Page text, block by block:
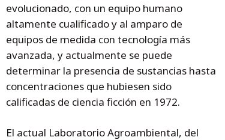
evolucionado, con un equipo humano
altamente cualificado y al amparo de
equipos de medida con tecnología más
avanzada, y actualmente se puede
determinar la presencia de sustancias hasta
concentraciones que hubiesen sido
calificadas de ciencia ficción en 1972.
El actual Laboratorio Agroambiental, del